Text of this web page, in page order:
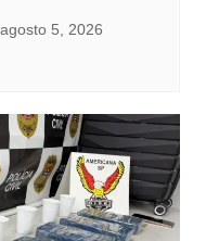
agosto 5, 2026